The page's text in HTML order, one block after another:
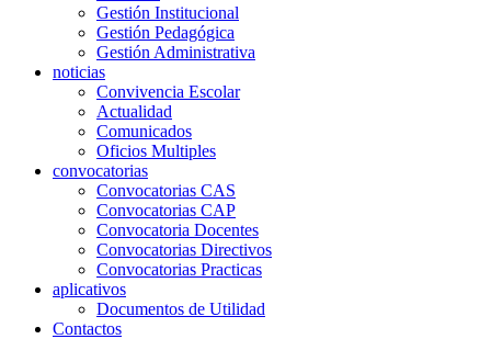
Gestión Institucional
Gestión Pedagógica
Gestión Administrativa
noticias
Convivencia Escolar
Actualidad
Comunicados
Oficios Multiples
convocatorias
Convocatorias CAS
Convocatorias CAP
Convocatoria Docentes
Convocatorias Directivos
Convocatorias Practicas
aplicativos
Documentos de Utilidad
Contactos